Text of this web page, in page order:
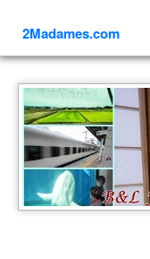
2Madames.com
ภาคเหนือ
ภาคใต้
ภาคตะวันออก
ภาคกลาง
ภาคตะวันตก